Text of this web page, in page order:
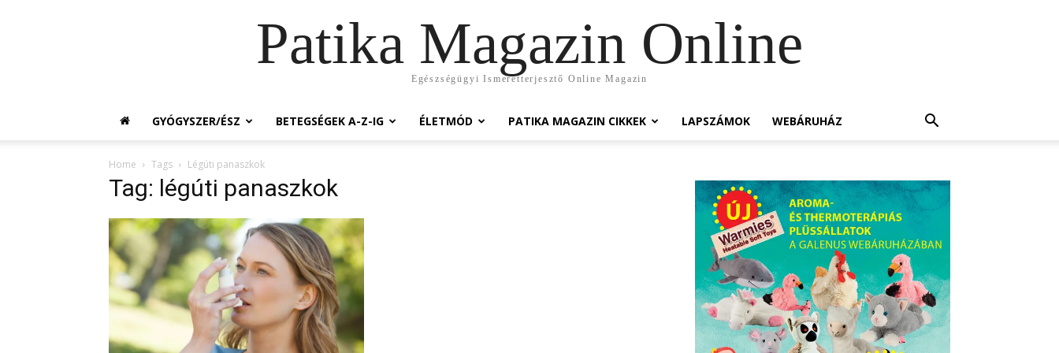
Patika Magazin Online
Egészségügyi Ismeretterjesztő Online Magazin
GYÓGYSZER/ÉSZ BETEGSÉGEK A-Z-IG ÉLETMÓD PATIKA MAGAZIN CIKKEK LAPSZÁMOK WEBÁRUHÁZ
Home Tags Légúti panaszkok
Tag: légúti panaszkok